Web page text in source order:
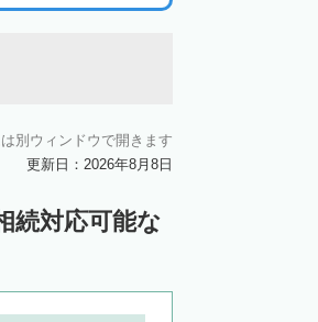
中川郡本別町
村
幌町
別ウィンドウで開きます
更新日：2026年8月8日
続対応可能な